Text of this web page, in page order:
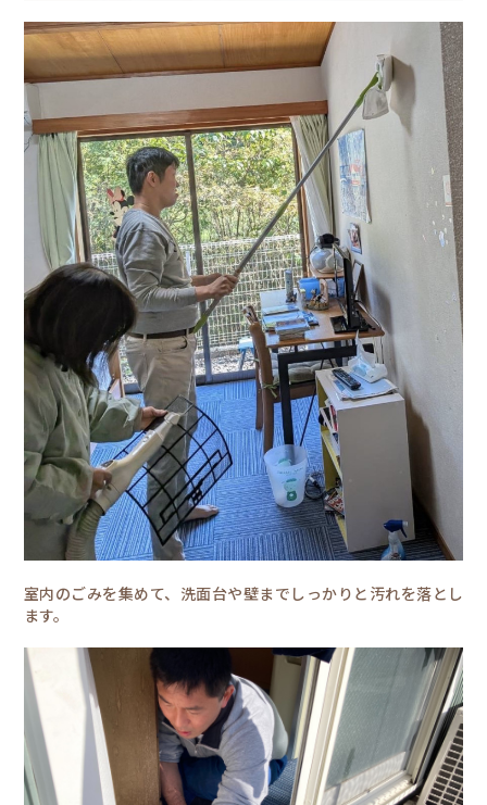
室内のごみを集めて、洗面台や壁までしっかりと汚れを落とし
ます。